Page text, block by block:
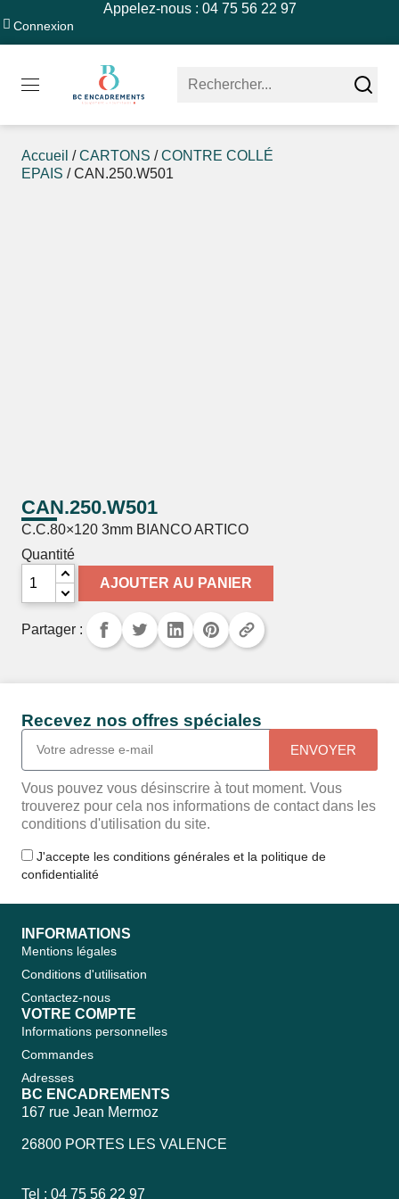
Appelez-nous : 04 75 56 22 97
Connexion
Accueil /CARTONS /CONTRE COLLÉ
EPAIS / CAN.250.W501
CAN.250.W501
C.C.80×120 3mm BIANCO ARTICO
Quantité
AJOUTER AU PANIER
Partager :
Recevez nos offres spéciales
Vous pouvez vous désinscrire à tout moment. Vous
trouverez pour cela nos informations de contact dans les
conditions d'utilisation du site.
J'accepte les conditions générales et la politique de
confidentialité
ENVOYER
INFORMATIONS
Mentions légales
Conditions d'utilisation
Contactez-nous
VOTRE COMPTE
Informations personnelles
Commandes
Adresses
BC ENCADREMENTS
167 rue Jean Mermoz
26800 PORTES LES VALENCE
Tel : 04 75 56 22 97